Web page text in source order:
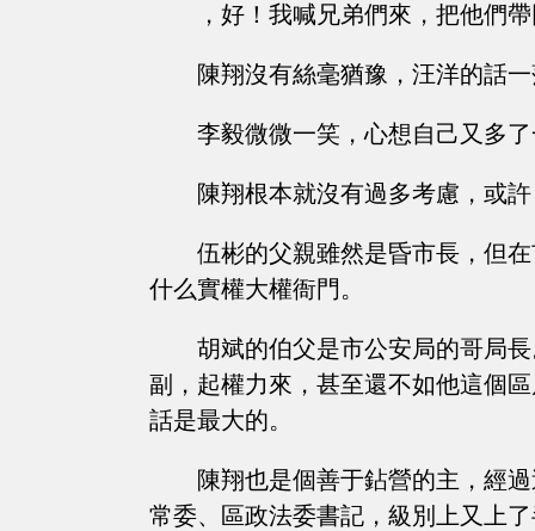
，好！我喊兄弟們來，把他們
陳翔沒有絲毫猶豫，汪洋的話
李毅微微一笑，心想自己又多
陳翔根本就沒有過多考慮，或
伍彬的父親雖然是昏市長，但
什么實權大權衙門。
胡斌的伯父是市公安局的哥局
副，起權力來，甚至還不如他這個
話是最大的。
陳翔也是個善于鉆營的主，經
常委、區政法委書記，級別上又上